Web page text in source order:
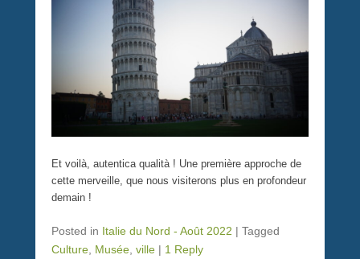
Et voilà, autentica qualità ! Une première approche de
cette merveille, que nous visiterons plus en profondeur
demain !
Posted in Italie du Nord - Août 2022 | Tagged
Culture Musée ville | 1 Reply